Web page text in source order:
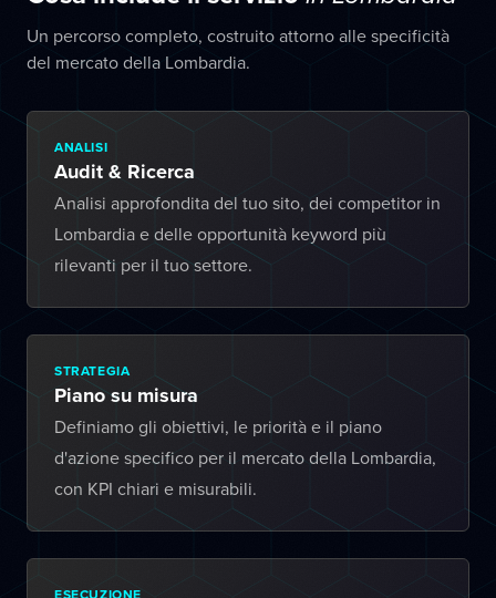
Un percorso completo, costruito attorno alle specificità
del mercato della Lombardia.
ANALISI
Audit & Ricerca
Analisi approfondita del tuo sito, dei competitor in
Lombardia e delle opportunità keyword più
rilevanti per il tuo settore.
STRATEGIA
Piano su misura
Definiamo gli obiettivi, le priorità e il piano
d'azione specifico per il mercato della Lombardia,
con KPI chiari e misurabili.
ESECUZIONE